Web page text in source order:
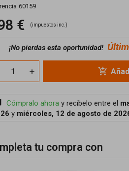
60159
€ (impuestos inc.)
¡No pierdas esta oportunidad!
add_shopping_cart
Cómpralo ahoray recíbeloentre el
y miércoles, 12 de agosto de
tu compra con